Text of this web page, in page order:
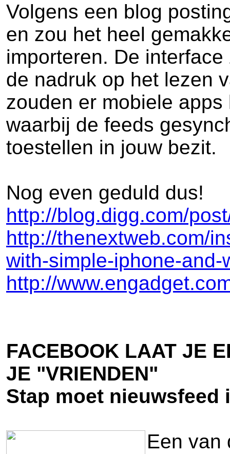
Volgens een blog
en zou het heel
importeren. De
de nadruk op het lezen
zouden er mobiele
waarbij de feeds
toestellen in jouw bezit.
Nog even geduld dus!
http://blog.digg.com/
http://thenextweb.com/
with-simple-iphone-
http://
FACEBOOK LAAT JE
JE "VRIENDEN"
Stap moet nieuwsfeed
Een van